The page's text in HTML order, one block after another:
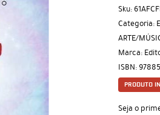
Sku:
Categoria:
ARTE/
Marca:
ISBN:
PRODUTO
Seja o